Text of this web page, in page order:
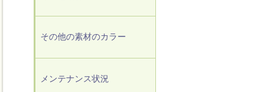
その他の素材のカラー
メンテナンス状況